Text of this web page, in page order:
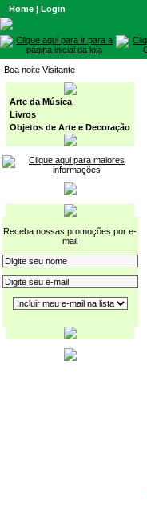
Home | Login
Boa noite Visitante
Arte da Música
Livros
Objetos de Arte e Decoração
Receba nossas promoções por e-
mail